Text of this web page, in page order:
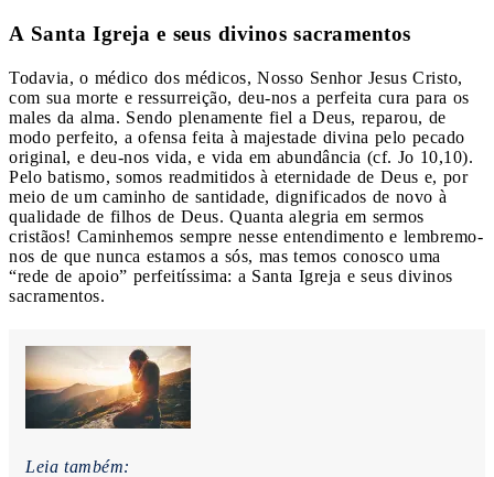
A Santa Igreja e seus divinos sacramentos
Todavia, o médico dos médicos, Nosso Senhor Jesus Cristo,
com sua morte e ressurreição, deu-nos a perfeita cura para os
males da alma. Sendo plenamente fiel a Deus, reparou, de
modo perfeito, a ofensa feita à majestade divina pelo pecado
original, e deu-nos vida, e vida em abundância (cf. Jo 10,10).
Pelo batismo, somos readmitidos à eternidade de Deus e, por
meio de um caminho de santidade, dignificados de novo à
qualidade de filhos de Deus. Quanta alegria em sermos
cristãos! Caminhemos sempre nesse entendimento e lembremo-
nos de que nunca estamos a sós, mas temos conosco uma
“rede de apoio” perfeitíssima: a Santa Igreja e seus divinos
sacramentos.
Leia também: